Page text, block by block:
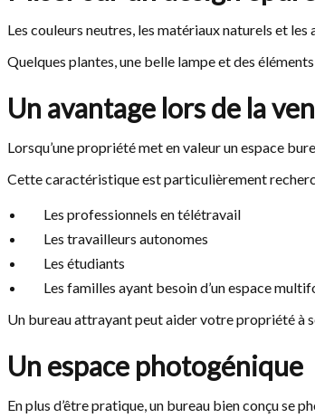
Les couleurs neutres, les matériaux naturels et
Quelques plantes, une belle lampe et des
Un avantage lors de la
Lorsqu’une propriété met en valeur un espace
Cette caractéristique est particulièrement
Les professionnels en télétravail
Les travailleurs autonomes
Les étudiants
Les familles ayant besoin d’un espace
Un bureau attrayant peut aider votre propriété à
Un espace photogénique
En plus d’être pratique, un bureau bien conçu